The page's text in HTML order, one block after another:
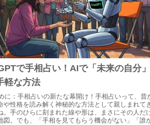
で手相占い！AIで「未来の自分
軽な方法
に：手相占いの新たな幕開け！手相占いって、昔
や性格を読み解く神秘的な方法として親しまれて
。手のひらに刻まれた線や形は、まさにその人だ
図。でも、「手相を見てもらう機会がない」「誰